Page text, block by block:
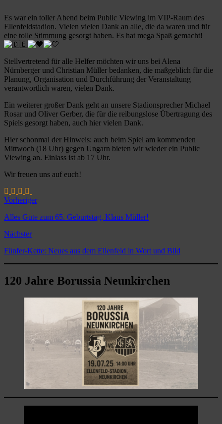
Es war ein toller Abend beim Public Viewing im VIP-Raum des
Ellenfeldstadion. Vielen vielen Dank an alle, die da waren und für
eine tolle Stimmung gesorgt haben. Es hat mega Spaß gemacht!
Stellvertretend für alle Helfer möchten wir uns bei Alena
Nürnberger und Christian Müller bedanken, die maßgeblich für die
Planung, Organisation und Durchführung der Veranstaltung
verantwortlich waren, vielen Dank.
Ein weiterer großer Dank geht an unsere Stadionsprecher Michael
Rosar und Oliver Gerber, die für die reibungslose Übertragung des
Spiels gesorgt haben, auch hier vielen Dank.
Hier schonmal der Hinweis: auch beim Spiel am kommenden
Mittwoch (18 Uhr) gegen Ungarn bieten wir wieder ein Public
Viewing an. Einlass ist ab 17 Uhr.
Wir freuen uns auf euch!
Vorheriger
Alles Gute zum 65. Geburtstag, Klaus Müller!
Nächster
Fünfer-Kette: Neues aus dem Ellenfeld in Wort und Bild
120 Jahre Borussia Neunkirchen